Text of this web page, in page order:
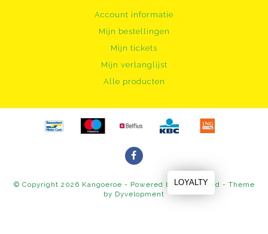
Account informatie
Mijn bestellingen
Mijn tickets
Mijn verlanglijst
Alle producten
© Copyright 2026 Kangoeroe - Powered byLightspeed - Theme
by Dyvelopment
LOYALTY